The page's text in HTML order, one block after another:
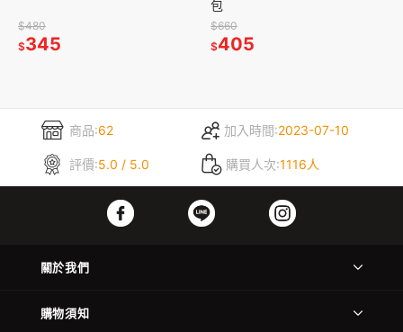
$480
$345
包
$660
$405
商品:62 加入時間:2023-07-10
評價:5.0 / 5.0 購買人次:1116人
關於我們
購物須知